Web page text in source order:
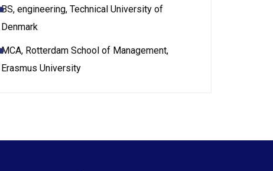
BS, engineering, Technical University of
Denmark
MCA, Rotterdam School of Management,
Erasmus University